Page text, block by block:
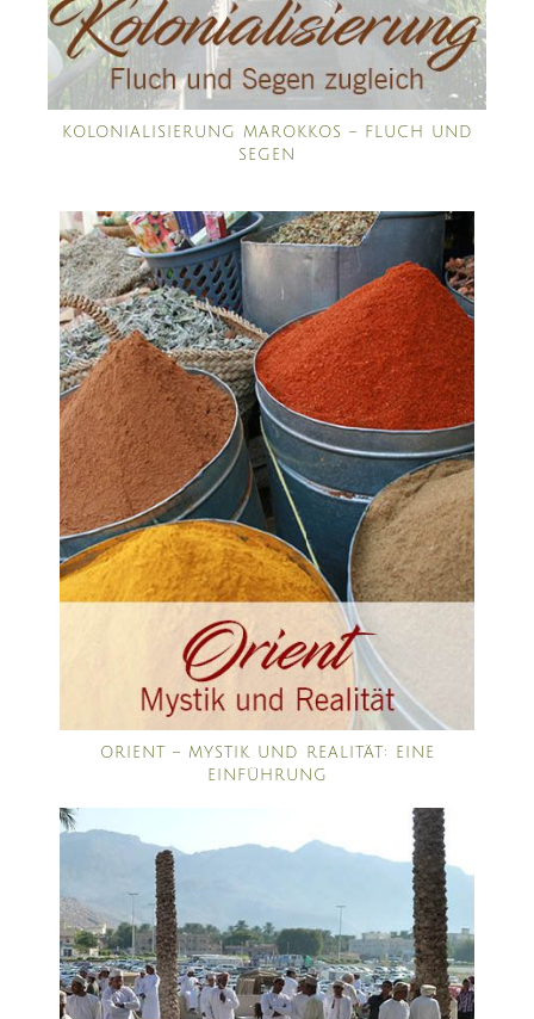
KOLONIALISIERUNG MAROKKOS – FLUCH UND
SEGEN
ORIENT – MYSTIK UND REALITÄT: EINE
EINFÜHRUNG